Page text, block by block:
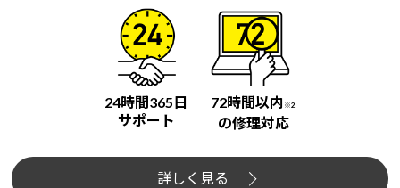
24時間365日
サポート
72時間以内 ※2
の修理対応
詳しく見る